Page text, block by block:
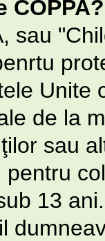
COPPA?
sau
Unite
de la
sau
pentru
13